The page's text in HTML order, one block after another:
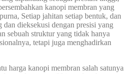
kanopi membran yang
Setiap jahitan setiap bentuk, dan
dan dieksekusi dengan presisi yang
sebuah struktur yang tidak hanya
tetapi juga menghadirkan
harga kanopi membran salah satunya